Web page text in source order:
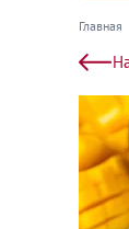
Главная